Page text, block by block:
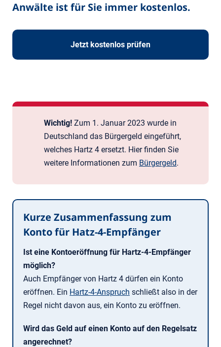
Anwälte ist für Sie immer kostenlos.
Jetzt kostenlos prüfen
Wichtig! Zum 1. Januar 2023 wurde in
Deutschland das Bürger­geld eingeführt,
welches Hartz 4 ersetzt. Hier finden Sie
weitere Informationen zum Bürgergeld.
Kurze Zusammenfassung zum
Konto für Hatz-4-Empfänger
Ist eine Kontoeröffnung für Hartz-4-Empfänger
möglich?
Auch Empfänger von Hartz 4 dürfen ein Konto
eröffnen. Ein Hartz-4-Anspruch schließt also in der
Regel nicht davon aus, ein Konto zu eröffnen.
Wird das Geld auf einen Konto auf den Regelsatz
angerechnet?